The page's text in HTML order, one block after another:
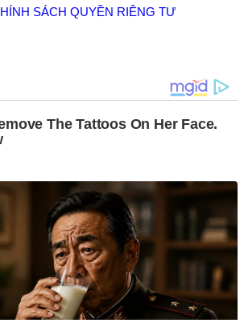
SÁCH QUYỀN RIÊNG TƯ